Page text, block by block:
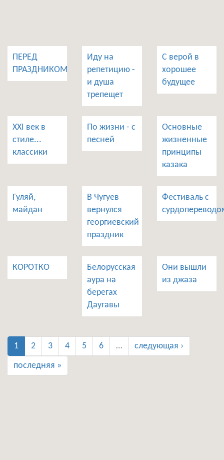
ПЕРЕД
ПРАЗДНИКОМ
Иду на
репетицию -
и душа
трепещет
С верой в
хорошее
будущее
XXI век в
стиле...
классики
По жизни - с
песней
Основные
жизненные
принципы
казака
Гуляй,
майдан
В Чугуев
вернулся
георгиевский
праздник
Фестиваль с
КОРОТКО
Белорусская
аура на
берегах
Даугавы
Они вышли
из джаза
1 2 3 4 5 6 … следующая ›
последняя »